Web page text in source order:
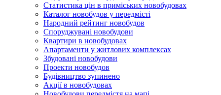
Статистика цін в приміських новобудовах
Каталог новобудов у передмісті
Народний рейтинг новобудов
Споруджувані новобудови
Квартири в новобудовах
Апартаменти у житлових комплексах
Збудовані новобудови
Проекти новобудов
Будівництво зупинено
Акції в новобудовах